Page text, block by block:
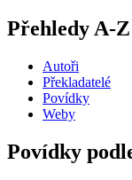
Přehledy A-Z
Autoři
Překladatelé
Povídky
Weby
Povídky